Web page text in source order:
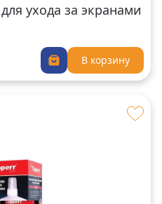
ухода за экранами
В корзину